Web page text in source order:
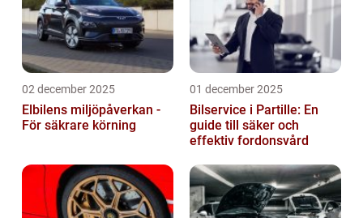
02 december 2025
Elbilens miljöpåverkan -
För säkrare körning
01 december 2025
Bilservice i Partille: En
guide till säker och
effektiv fordonsvård